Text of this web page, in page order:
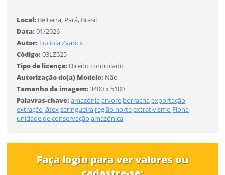
Local: Belterra, Pará, Brasil
Data:01/2026
Autor: Luciola Zvarick
Código:03LZ525
Tipo de licença: Direito controlado
Autorização do(a) Modelo: Não
Tamanho da imagem:3400 x 5100
Palavras-chave:amazôniaárvore borrachaexportação
extração látexseringueira região norteextrativismo Flona
unidade de conservação amazônica
Faça login para ver valores ou
Tipo de download
Limite de download